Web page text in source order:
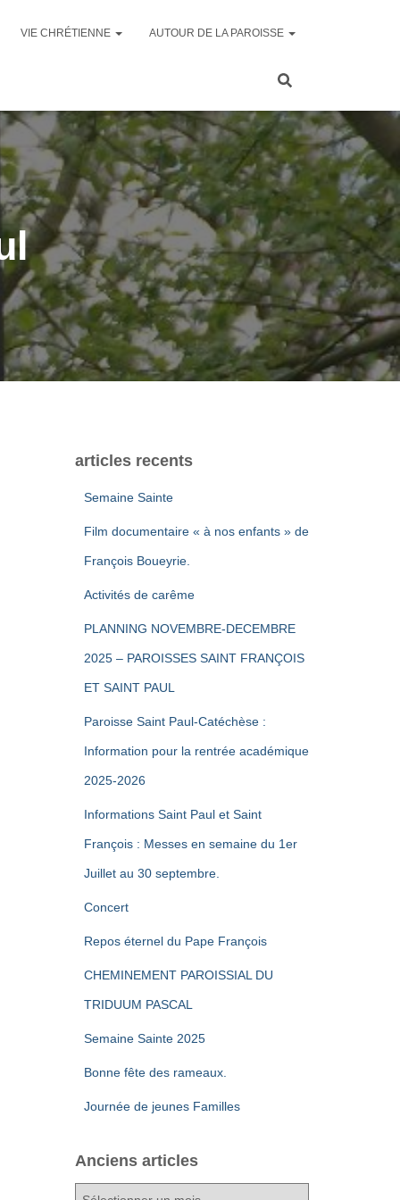
VIE CHRÉTIENNE AUTOUR DE LA PAROISSE
articles recents
Semaine Sainte
Film documentaire « à nos enfants » de
François Boueyrie.
Activités de carême
PLANNING NOVEMBRE-DECEMBRE
2025 – PAROISSES SAINT FRANÇOIS
ET SAINT PAUL
Paroisse Saint Paul-Catéchèse :
Information pour la rentrée académique
2025-2026
Informations Saint Paul et Saint
François : Messes en semaine du 1er
Juillet au 30 septembre.
Concert
Repos éternel du Pape François
CHEMINEMENT PAROISSIAL DU
TRIDUUM PASCAL
Semaine Sainte 2025
Bonne fête des rameaux.
Journée de jeunes Familles
Anciens articles